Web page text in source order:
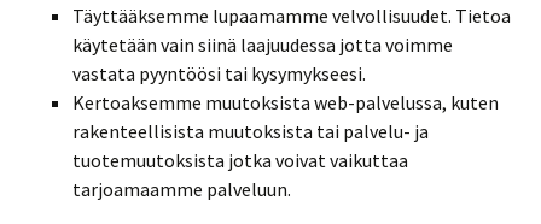
Täyttääksemme lupaamamme velvollisuudet. Tietoa
käytetään vain siinä laajuudessa jotta voimme
vastata pyyntöösi tai kysymykseesi.
Kertoaksemme muutoksista web-palvelussa, kuten
rakenteellisista muutoksista tai palvelu- ja
tuotemuutoksista jotka voivat vaikuttaa
tarjoamaamme palveluun.